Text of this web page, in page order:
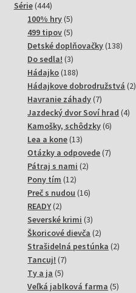
Série 444444
produktov
100% hry 55
produktov
499 tipov 55
produktov
Detské doplňovačky 138138
Do sedla! 33
produkty
Hádajko 188188
produktov
Hádajkove dobrodružstvá 22
Havranie záhady 77
produktov
Jazdecký dvor Soví hrad 44
Kamošky, schôdzky 66
Lea a kone 1313
produktov
Otázky a odpovede 77
Pátraj s nami 22
Pony tím 1212
produktov
Preč s nudou 1616
READY 22
produkty
Severské krimi 33
produkty
Škoricové dievča 22
produkty
Strašidelná pestúnka 22
Tancuj! 77
Ty a ja 55
produktov
Veľká jablková farma 55